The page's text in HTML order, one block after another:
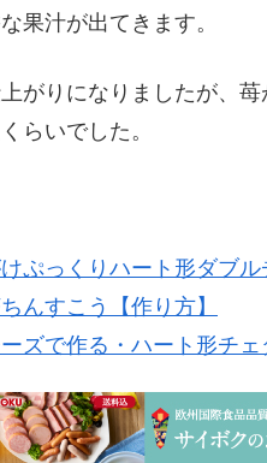
果汁が出てきます。
がりになりましたが、
らいでした。
ぷっくりハート形ダブ
んすこう【作り方】
ズで作る・ハート形チ